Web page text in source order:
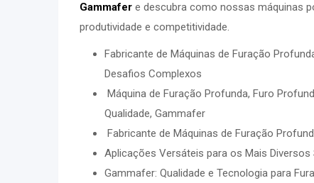
Gammafer e descubra como nossas máquinas
produtividade e competitividade.
Fabricante de Máquinas de Furação
Desafios Complexos
Máquina de Furação Profunda, Furo
Qualidade, Gammafer
Fabricante de Máquinas de Furação
Aplicações Versáteis para os Mais Diversos
Gammafer: Qualidade e Tecnologia para